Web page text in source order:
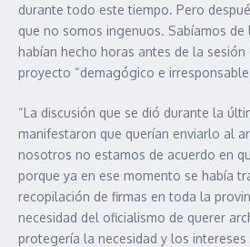
durante todo este tiempo. Pero
que no somos ingenuos. Sabíamos de
habían hecho horas antes de la sesión
proyecto “demagógico e
“La discusión que se dió durante la
manifestaron que querían enviarlo al
nosotros no estamos de acuerdo en
porque ya en ese momento se había
recopilación de firmas en toda la
necesidad del oficialismo de querer
protegería la necesidad y los